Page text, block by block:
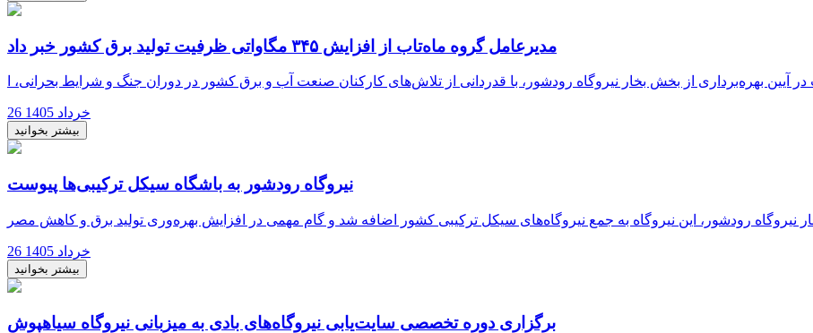
مدیرعامل گروه ماه‌تاب از افزایش ۳۴۵ مگاواتی ظرفیت تولید برق کشور خبر داد
26 خرداد 1405
بیشتر بخوانید
نیروگاه رودشور به باشگاه سیکل ترکیبی‌ها پیوست
26 خرداد 1405
بیشتر بخوانید
برگزاری دوره تخصصی سایت‌یابی نیروگاه‌های بادی به میزبانی نیروگاه سیاهپوش